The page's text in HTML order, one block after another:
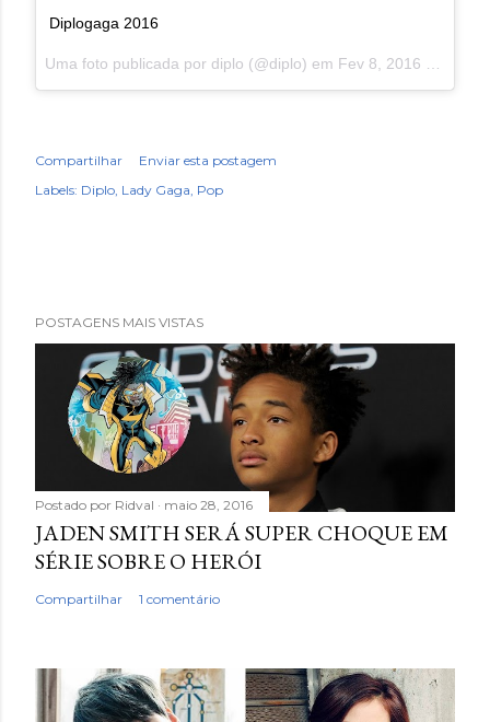
Diplogaga 2016
Uma foto publicada por diplo (@diplo) em Fev 8, 2016 às 10:22 PST
Compartilhar
Enviar esta postagem
Labels: Diplo Lady Gaga Pop
POSTAGENS MAIS VISTAS
Postado por Ridval maio 28, 2016
JADEN SMITH SERÁ SUPER CHOQUE EM
SÉRIE SOBRE O HERÓI
Compartilhar 1 comentário